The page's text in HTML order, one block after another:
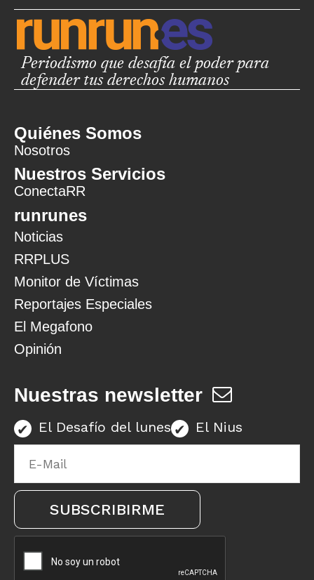
Periodismo que desafía el poder para
defender tus derechos humanos
Quiénes Somos
Nosotros
Nuestros Servicios
ConectaRR
runrunes
Noticias
RRPLUS
Monitor de Víctimas
Reportajes Especiales
El Megafono
Opinión
Nuestras newsletter
El Desafío del lunes El Nius